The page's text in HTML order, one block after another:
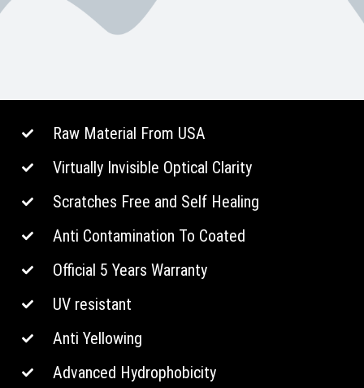
Raw Material From USA
Virtually Invisible Optical Clarity
Scratches Free and Self Healing
Anti Contamination To Coated
Official 5 Years Warranty
UV resistant
Anti Yellowing
Advanced Hydrophobicity